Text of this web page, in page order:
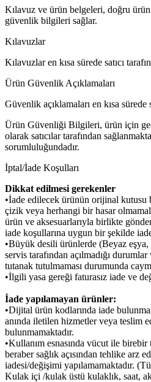
Kılavuz ve ürün belgeleri, doğru
güvenlik bilgileri sağlar.
Kılavuzlar
Kılavuzlar en kısa sürede satıcı
Ürün Güvenlik Açıklamaları
Güvenlik açıklamaları en kısa sürede
Ürün Güvenliği Bilgileri, ürün için
olarak satıcılar tarafından
sorumluluğundadır.
İptal/İade Koşulları
Dikkat edilmesi gerekenler
•İade edilecek ürünün orijinal kutusu
çizik veya herhangi bir hasar
ürün ve aksesuarlarıyla birlikte
iade koşullarına uygun bir şekilde
•Büyük desili ürünlerde (Beyaz
servis tarafından açılmadığı
tutanak tutulmaması durumunda
•İlgili yasa gereği faturasız iade ve
İade yapılamayan ürünler:
•Dijital ürün kodlarında iade
anında iletilen hizmetler veya teslim
bulunmamaktadır.
•Kullanım esnasında vücut ile
beraber sağlık açısından tehlike arz
iadesi/değişimi yapılamamaktadır.
Kulak içi /kulak üstü kulaklık, saat,